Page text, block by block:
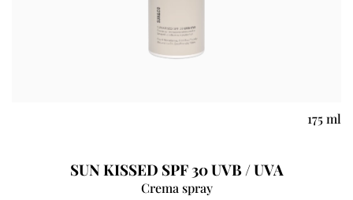
175 ml
SUN KISSED SPF 30 UVB / UVA
Crema spray